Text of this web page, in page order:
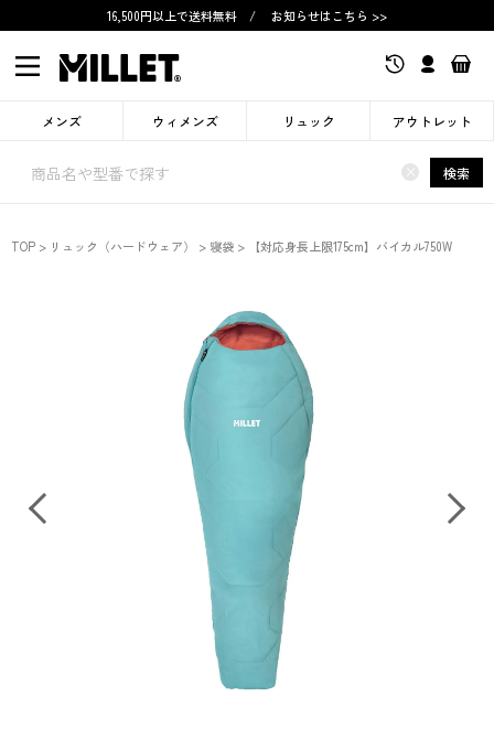
16,500円以上で送料無料 / お知らせはこちら >>
メンズ ウィメンズ リュック アウトレット
× 検索
TOP リュック（ハードウェア） 寝袋 【対応身長上限175cm】バイカル750W